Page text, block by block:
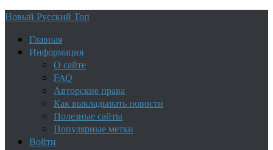
Новый Русский Топ
Главная
Информация
О сайте
FAQ
Авторские права
Как выкладывать новости
Полезные сайты
Популярные метки
Войти